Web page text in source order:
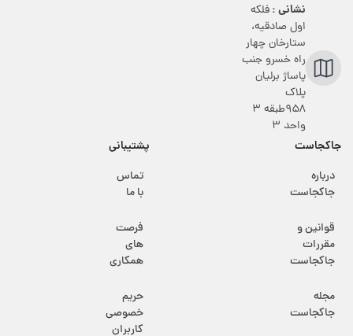
نشانی :فلکه
اول صادقیه،
ستارخان چهار
راه خسرو جنب
پاساژ برلیان
پلاک
۹۵۸طبقه 3
واحد 3
جاکجاست
درباره
جاکجاست
قوانین و
مقررات
جاکجاست
مجله
جاکجاست
پشتیبانی
تماس
با ما
فرصت
های
همکاری
حریم
خصوصی
کاربران